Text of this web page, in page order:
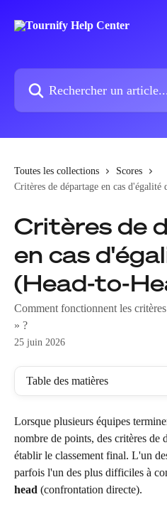
Rechercher un article...
Toutes les collections
Scores
Critères de départage en cas
Critères de
en cas
(Head-to-
Comment fonctionnent les
» ?
25 juin 2026
Table des matières
Lorsque plusieurs équipes
nombre de points, des critères de
établir le classement final. L'un
parfois l'un des plus difficiles à
head (confrontation directe).